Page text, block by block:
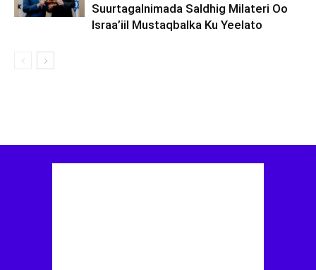
Suurtagalnimada Saldhig Milateri Oo
Israa’iil Mustaqbalka Ku Yeelato